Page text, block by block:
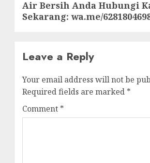
Air Bersih Anda Hubungi
Sekarang: wa.me/
Leave a Reply
Your email address will not be
Required fields are marked *
Comment *